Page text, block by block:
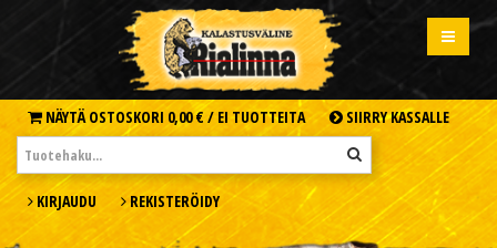
NÄYTÄ OSTOSKORI 0,00 € / EI TUOTTEITA SIIRRY KASSALLE
KIRJAUDU REKISTERÖIDY